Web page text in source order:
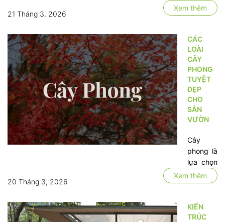
nguyên tắc thiết kế vườn Nhật Bản. Đó là sự bất đối xứng và …
21 Tháng 3, 2026
Xem thêm
CÁC
LOÀI
CÂY
PHONG
TUYỆT
ĐẸP
CHO
SÂN
VƯỜN
Cây
phong là
lựa chọn
đa năng
và phổ
trong
thiết kế
20 Tháng 3, 2026
Xem thêm
KIẾN
TRÚC